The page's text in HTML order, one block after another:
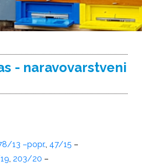
- naravovarstveni
13 –popr., 47/15 –
, 203/20 –